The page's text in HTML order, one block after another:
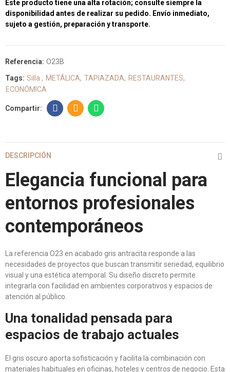
Este producto tiene una alta rotación; consulte siempre la
disponibilidad antes de realizar su pedido. Envío inmediato,
sujeto a gestión, preparación y transporte.
Referencia: O23B
Tags: Silla METÁLICA TAPIAZADA
RESTAURANTES
ECONÓMICA
DESCRIPCIÓN
Elegancia funcional para
entornos profesionales
contemporáneos
La referencia O23 en acabado gris antracita responde a las
necesidades de proyectos que buscan transmitir seriedad, equilibrio
visual y una estética atemporal. Su diseño discreto permite
integrarla con facilidad en ambientes corporativos y espacios de
atención al público.
Una tonalidad pensada para
espacios de trabajo actuales
El gris oscuro aporta sofisticación y facilita la combinación con
materiales habituales en oficinas, hoteles y centros de negocio. Esta